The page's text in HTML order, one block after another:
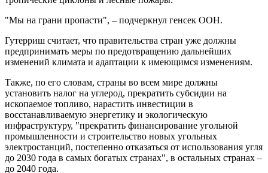
"Мы на грани пропасти", – подчеркнул генсек ООН.
Гутерриш считает, что правительства стран уже должны
предпринимать меры по предотвращению дальнейших
изменений климата и адаптации к имеющимся изменениям.
Также, по его словам, страны во всем мире должны
установить налог на углерод, прекратить субсидии на
ископаемое топливо, нарастить инвестиции в
восстанавливаемую энергетику и экологическую
инфраструктуру, "прекратить финансирование угольной
промышленности и строительство новых угольных
электростанций, постепенно отказаться от использования угля
до 2030 года в самых богатых странах", в остальных странах –
до 2040 года.